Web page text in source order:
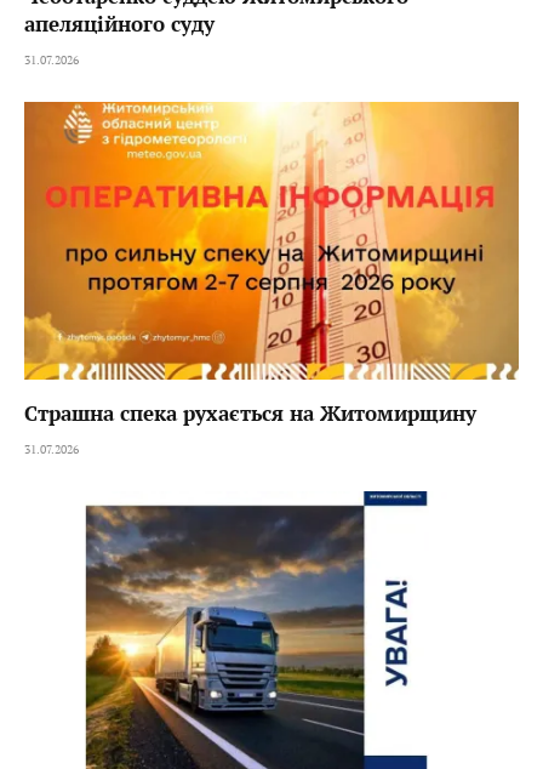
апеляційного суду
31.07.2026
Страшна спека рухається на Житомирщину
31.07.2026